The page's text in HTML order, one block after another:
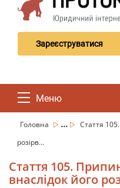
Зареєструватися
Меню
Головна ...
Стаття
розірв...
Стаття 105.
внаслідок його